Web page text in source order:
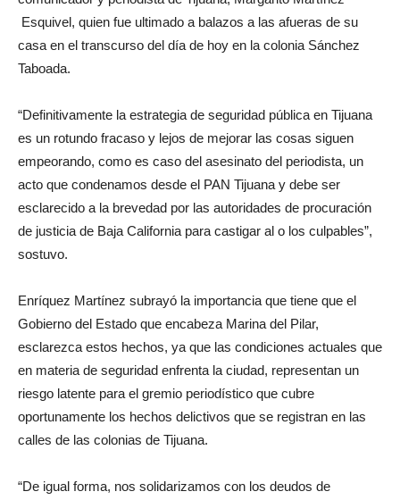
Esquivel, quien fue ultimado a balazos a las afueras de su
casa en el transcurso del día de hoy en la colonia Sánchez
Taboada.
“Definitivamente la estrategia de seguridad pública en Tijuana
es un rotundo fracaso y lejos de mejorar las cosas siguen
empeorando, como es caso del asesinato del periodista, un
acto que condenamos desde el PAN Tijuana y debe ser
esclarecido a la brevedad por las autoridades de procuración
de justicia de Baja California para castigar al o los culpables”,
sostuvo.
Enríquez Martínez subrayó la importancia que tiene que el
Gobierno del Estado que encabeza Marina del Pilar,
esclarezca estos hechos, ya que las condiciones actuales que
en materia de seguridad enfrenta la ciudad, representan un
riesgo latente para el gremio periodístico que cubre
oportunamente los hechos delictivos que se registran en las
calles de las colonias de Tijuana.
“De igual forma, nos solidarizamos con los deudos de